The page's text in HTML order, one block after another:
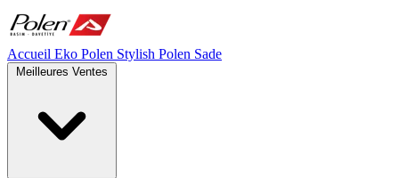
Accueil Eko Polen Stylish Polen Sade